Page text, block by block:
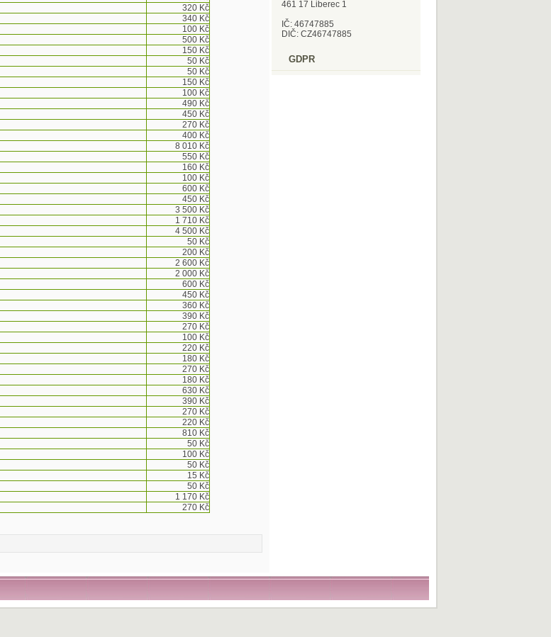
320 Kč
340 Kč
100 Kč
500 Kč
150 Kč
50 Kč
50 Kč
150 Kč
100 Kč
490 Kč
450 Kč
270 Kč
400 Kč
8 010 Kč
550 Kč
160 Kč
100 Kč
600 Kč
450 Kč
3 500 Kč
1 710 Kč
4 500 Kč
50 Kč
200 Kč
2 600 Kč
2 000 Kč
600 Kč
450 Kč
360 Kč
390 Kč
270 Kč
100 Kč
220 Kč
180 Kč
270 Kč
180 Kč
630 Kč
390 Kč
270 Kč
220 Kč
810 Kč
50 Kč
100 Kč
50 Kč
15 Kč
50 Kč
1 170 Kč
270 Kč
461 17 Liberec 1
IČ: 46747885
DIČ: CZ46747885
GDPR